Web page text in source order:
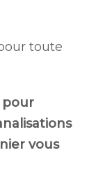
toute
pour
vous